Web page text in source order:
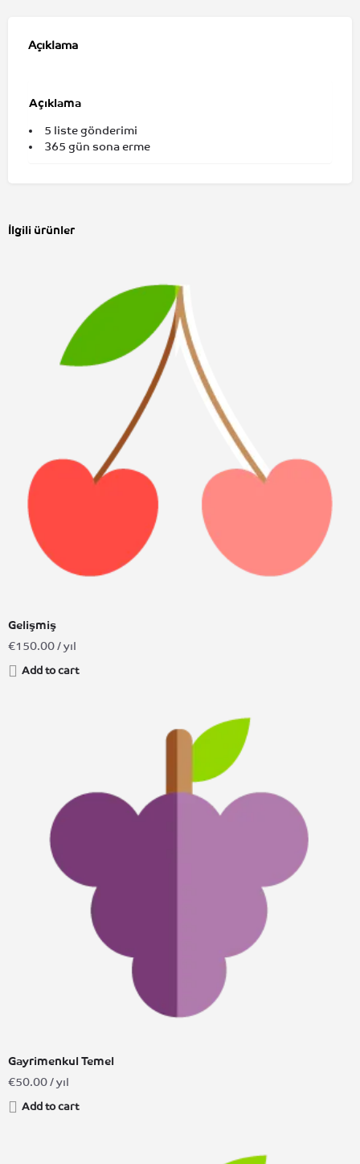
Açıklama
Açıklama
5 liste gönderimi
365 gün sona erme
İlgili ürünler
Gelişmiş
€150.00/ yıl
Add to cart
Gayrimenkul Temel
€50.00/ yıl
Add to cart